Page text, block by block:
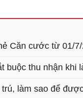
Căn cước từ 01/
buộc thu nhận khi
làm sao để